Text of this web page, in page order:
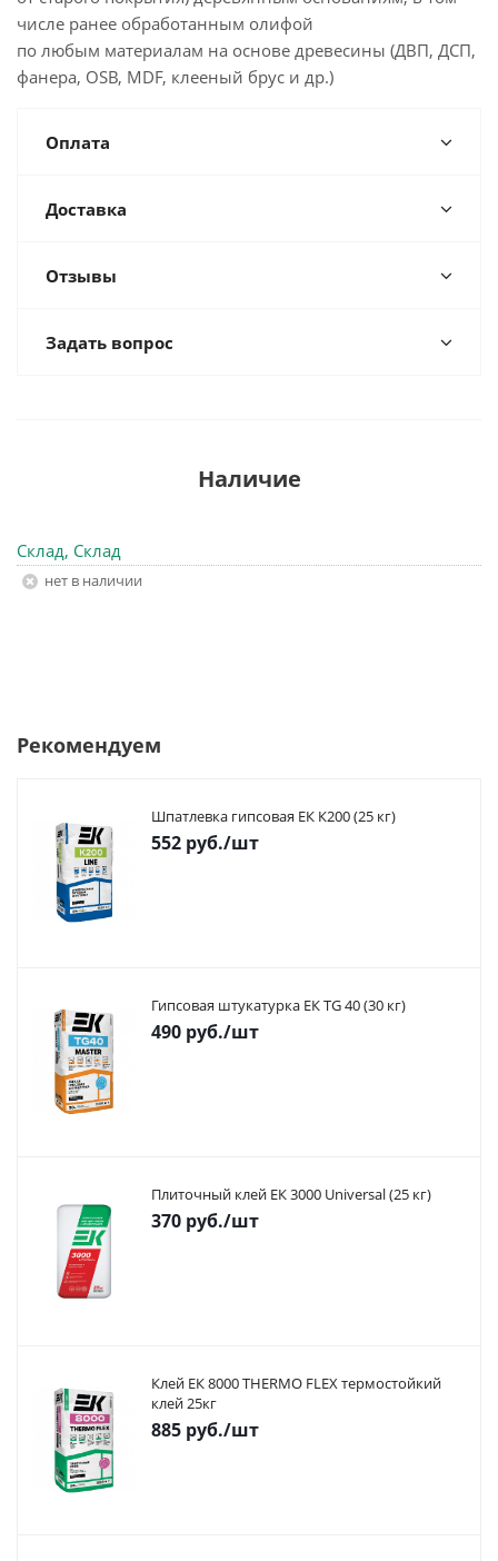
числе ранее обработанным олифой
по любым материалам на основе древесины (ДВП, ДСП,
фанера, OSB, MDF, клееный брус и др.)
Оплата
Доставка
Отзывы
Задать вопрос
Наличие
Склад, Склад
Нет в наличии
Рекомендуем
Шпатлевка гипсовая ЕК К200 (25 кг)
552 руб./шт
Гипсовая штукатурка ЕК TG 40 (30 кг)
490 руб./шт
Плиточный клей ЕК 3000 Universal (25 кг)
370 руб./шт
Клей ЕК 8000 THERMO FLEX термостойкий
клей 25кг
885 руб./шт